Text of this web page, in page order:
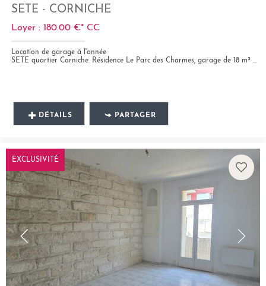
SETE - CORNICHE
Loyer : 180.00 €* CC
Location de garage à l'année
SETE quartier Corniche. Résidence Le Parc des Charmes, garage de 18 m² de type box fermé situé dans une résidence...
DÉTAILS PARTAGER
EXCLUSIVITÉ